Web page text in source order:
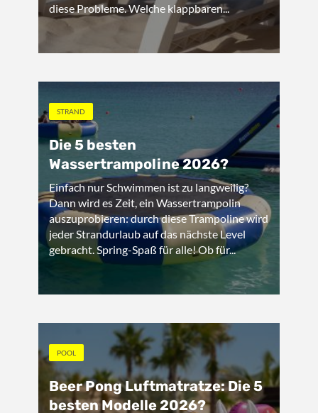
diese Probleme. Welche klappbaren...
STRAND
Die 5 besten
Wassertrampoline 2026?
Einfach nur Schwimmen ist zu langweilig?
Dann wird es Zeit, ein Wassertrampolin
auszuprobieren: durch diese Trampoline wird
jeder Strandurlaub auf das nächste Level
gebracht. Spring-Spaß für alle! Ob für...
POOL
Beer Pong Luftmatratze: Die 5
besten Modelle 2026?